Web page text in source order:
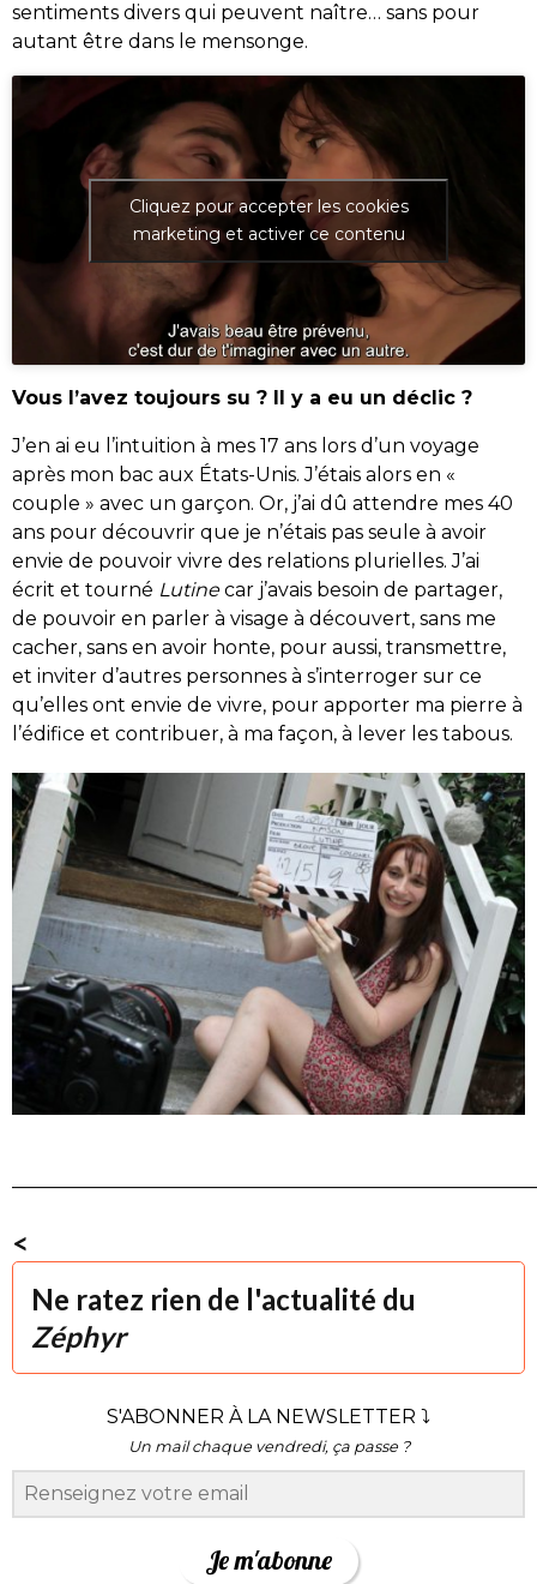
sentiments divers qui peuvent naître… sans pour
autant être dans le mensonge.
Cliquez pour accepter les cookies
marketing et activer ce contenu
Vous l’avez toujours su ? Il y a eu un déclic ?
J’en ai eu l’intuition à mes 17 ans lors d’un voyage
après mon bac aux États-Unis. J’étais alors en «
couple » avec un garçon. Or, j’ai dû attendre mes 40
ans pour découvrir que je n’étais pas seule à avoir
envie de pouvoir vivre des relations plurielles. J’ai
écrit et tourné Lutinecar j’avais besoin de partager,
de pouvoir en parler à visage à découvert, sans me
cacher, sans en avoir honte, pour aussi, transmettre,
et inviter d’autres personnes à s’interroger sur ce
qu’elles ont envie de vivre, pour apporter ma pierre à
l’édifice et contribuer, à ma façon, à lever les tabous.
<
Ne ratez rien de l'actualité du
Zéphyr
S'ABONNER À LA NEWSLETTER ⤵
Un mail chaque vendredi, ça passe ?
Je m'abonne